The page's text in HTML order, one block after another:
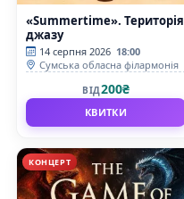
«Summertime». Територія
джазу
14 серпня 2026 18:00
Сумська обласна філармонія
ВІД200₴
КВИТКИ
КОНЦЕРТ